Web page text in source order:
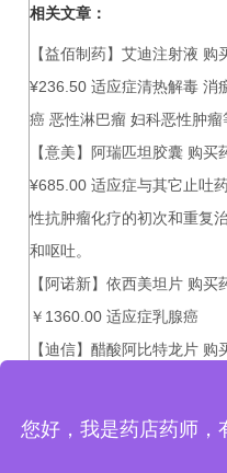
相关文章：
【益佰制药】艾迪注射液
¥236.50 适应症清热解毒 消
癌 恶性淋巴瘤 妇科恶性肿瘤
【意美】阿瑞匹坦胶囊 购
¥685.00 适应症与其它止吐
性抗肿瘤化疗的初次和重复
和呕吐。
【阿诺新】依西美坦片 购
￥1360.00 适应症乳腺癌
【迪信】醋酸阿比特龙片
您好，我是药店药师，